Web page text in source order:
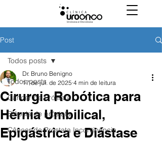
Post
Todos posts
Câncer de Próstata
Biópsia de próstata
Câncer de Próstata Incontinência
Todos posts
Cirurgia Robótica para
Hérnia Umbilical,
Epigástrica e Diástase
Dr. Bruno Benigno
17 de jul. de 2025 4 min de leitura